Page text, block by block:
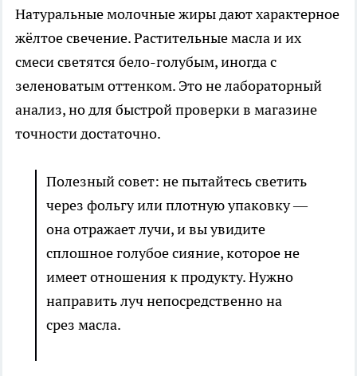
Натуральные молочные жиры дают характерное
жёлтое свечение. Растительные масла и их
смеси светятся бело-голубым, иногда с
зеленоватым оттенком. Это не лабораторный
анализ, но для быстрой проверки в магазине
точности достаточно.
Полезный совет: не пытайтесь светить
через фольгу или плотную упаковку —
она отражает лучи, и вы увидите
сплошное голубое сияние, которое не
имеет отношения к продукту. Нужно
направить луч непосредственно на
срез масла.